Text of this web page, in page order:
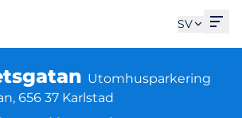
SV
Utomhusparkering
656 37 Karlstad